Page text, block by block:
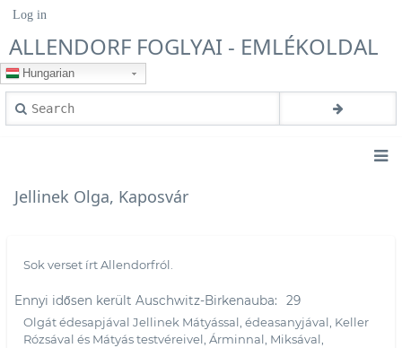
Skip
main
content
User
account
menu
Log in
ALLENDORF FOGLYAI - EMLÉKOLDAL
Hungarian
Search
Main
Jellinek Olga, Kaposvár
Sok verset írt Allendorfról.
Ennyi idősen került Auschwitz-Birkenauba
29
Olgát édesapjával Jellinek Mátyással, édeasanyjával, Keller
Rózsával és Mátyás testvéreivel, Árminnal, Miksával,